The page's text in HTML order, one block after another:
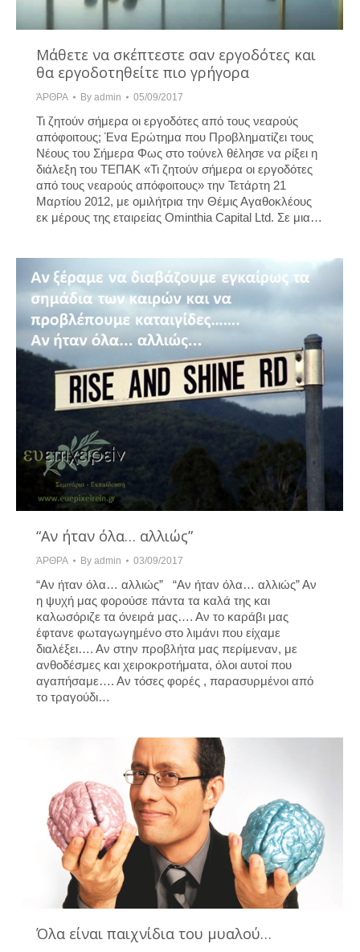
Μάθετε να σκέπτεστε σαν εργοδότες και
θα εργοδοτηθείτε πιο γρήγορα
ΆΡΘΡΑ By admin 05/09/2017
Τι ζητούν σήμερα οι εργοδότες από τους νεαρούς
απόφοιτους; Ένα Ερώτημα που Προβληματίζει τους
Νέους του Σήμερα Φως στο τούνελ θέλησε να ρίξει η
διάλεξη του ΤΕΠΑΚ «Τι ζητούν σήμερα οι εργοδότες
από τους νεαρούς απόφοιτους» την Τετάρτη 21
Μαρτίου 2012, με ομιλήτρια την Θέμις Αγαθοκλέους
εκ μέρους της εταιρείας Ominthia Capital Ltd. Σε μια…
“Αν ήταν όλα… αλλιώς”
ΆΡΘΡΑ By admin 03/09/2017
“Αν ήταν όλα… αλλιώς” “Αν ήταν όλα… αλλιώς” Αν
η ψυχή μας φορούσε πάντα τα καλά της και
καλωσόριζε τα όνειρά μας…. Αν το καράβι μας
έφτανε φωταγωγημένο στο λιμάνι που είχαμε
διαλέξει…. Αν στην προβλήτα μας περίμεναν, με
ανθοδέσμες και χειροκροτήματα, όλοι αυτοί που
αγαπήσαμε…. Αν τόσες φορές , παρασυρμένοι από
το τραγούδι…
Όλα είναι παιχνίδια του μυαλού…